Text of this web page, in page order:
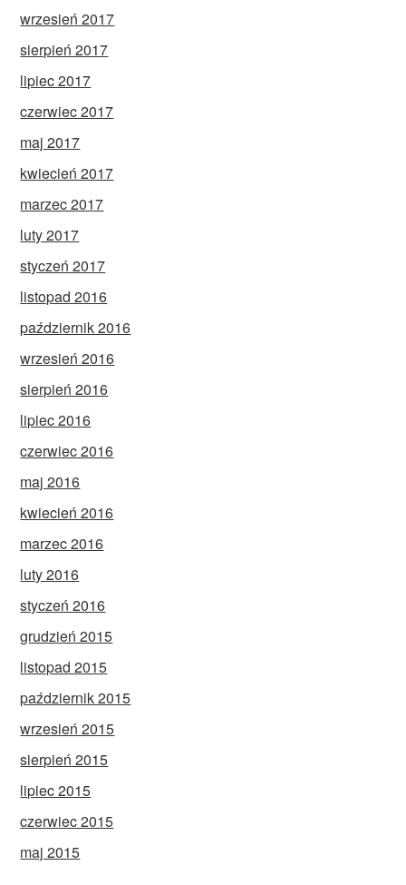
wrzesień 2017
sierpień 2017
lipiec 2017
czerwiec 2017
maj 2017
kwiecień 2017
marzec 2017
luty 2017
styczeń 2017
listopad 2016
październik 2016
wrzesień 2016
sierpień 2016
lipiec 2016
czerwiec 2016
maj 2016
kwiecień 2016
marzec 2016
luty 2016
styczeń 2016
grudzień 2015
listopad 2015
październik 2015
wrzesień 2015
sierpień 2015
lipiec 2015
czerwiec 2015
maj 2015